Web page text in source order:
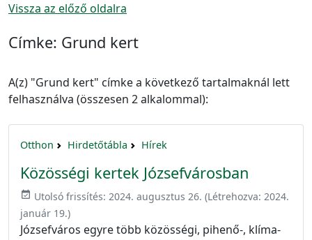
Vissza az előző oldalra
Címke: Grund kert
A(z) "Grund kert" címke a következő tartalmaknál lett
felhasználva (összesen 2 alkalommal):
Otthon Hirdetőtábla Hírek
Közösségi kertek Józsefvárosban
event_available Utolsó frissítés: 2024. augusztus 26. (Létrehozva: 2024.
január 19.)
Józsefváros egyre több közösségi, pihenő-, klíma-